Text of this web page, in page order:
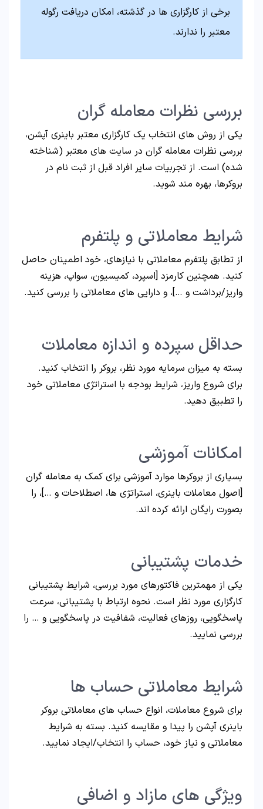
برخی از کارگزاری ها در گذشته، امکان دریافت رگوله
معتبر را ندارند.
بررسی نظرات معامله گران
یکی از روش های انتخاب یک کارگزاری معتبر باینری آپشن،
بررسی نظرات معامله گران در سایت های معتبر (شناخته
شده) است. از تجربیات سایر افراد قبل از ثبت نام در
بروکرها، بهره مند شوید.
شرایط معاملاتی و پلتفرم
از تطابق پلتفرم معاملاتی با نیازهای، خود اطمینان حاصل
کنید. همچنین کارمزد [اسپرد، کمیسیون، سواپ، هزینه
واریز/برداشت و …]، و دارایی های معاملاتی را بررسی کنید.
حداقل سپرده و اندازه معاملات
بسته به میزان سرمایه مورد نظر، بروکر را انتخاب کنید.
برای شروع واریز، شرایط بودجه با استراتژی معاملاتی خود
را تطبیق دهید.
امکانات آموزشی
بسیاری از بروکرها موارد آموزشی برای کمک به معامله گران
[اصول معاملات باینری، استراتژی ها، اصطلاحات و …]، را
بصورت رایگان ارائه کرده اند.
خدمات پشتیبانی
یکی از مهمترین فاکتورهای مورد بررسی، شرایط پشتیبانی
کارگزاری مورد نظر است. نحوه ارتباط با پشتیبانی، سرعت
پاسخگویی، روزهای فعالیت، شفافیت در پاسخگویی و … را
بررسی نمایید.
شرایط معاملاتی حساب ها
برای شروع معاملات، انواع حساب های معاملاتی بروکر
باینری آپشن را پیدا و مقایسه کنید. بسته به شرایط
معاملاتی و نیاز خود، حساب را انتخاب/ایجاد نمایید.
ویژگی های مازاد و اضافی